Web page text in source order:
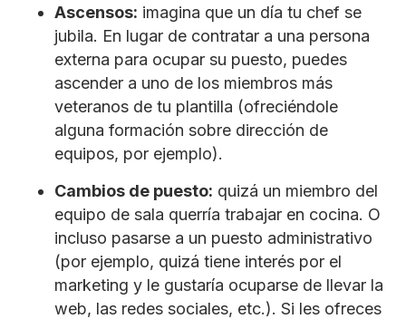
Ascensos: imagina que un día tu chef se
jubila. En lugar de contratar a una persona
externa para ocupar su puesto, puedes
ascender a uno de los miembros más
veteranos de tu plantilla (ofreciéndole
alguna formación sobre dirección de
equipos, por ejemplo).
Cambios de puesto: quizá un miembro del
equipo de sala querría trabajar en cocina. O
incluso pasarse a un puesto administrativo
(por ejemplo, quizá tiene interés por el
marketing y le gustaría ocuparse de llevar la
web, las redes sociales, etc.). Si les ofreces